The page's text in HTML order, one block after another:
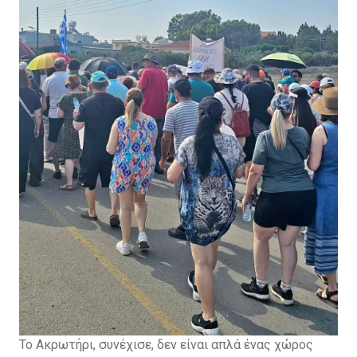
τον τόπο μας, «γιατί πιστεύουμε ότι κάθε κοινωνία
έχει δικαίωμα να προστατεύει το περιβάλλον της, την
ποιότητα ζωής της και το μέλλον των παιδιών της».
Το Ακρωτήρι, συνέχισε, δεν είναι απλά ένας χώρος